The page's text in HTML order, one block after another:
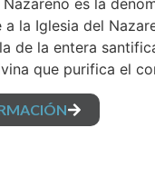
Nazareno es la
a la Iglesia del
de la entera
que purifica el